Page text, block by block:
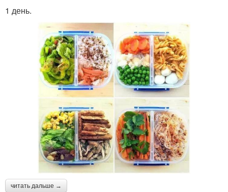
1 день.
читать дальше →